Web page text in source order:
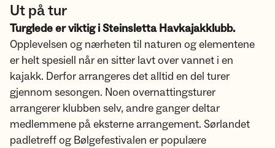
Ut på tur
Turglede er viktig i Steinsletta Havkajakklubb.
Opplevelsen og nærheten til naturen og elementene
er helt spesiell når en sitter lavt over vannet i en
kajakk. Derfor arrangeres det alltid en del turer
gjennom sesongen. Noen overnattingsturer
arrangerer klubben selv, andre ganger deltar
medlemmene på eksterne arrangement. Sørlandet
padletreff og Bølgefestivalen er populære